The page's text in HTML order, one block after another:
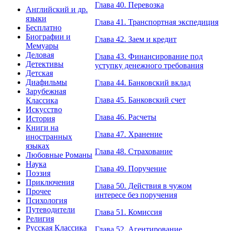
Английский и др.
языки
Бесплатно
Биографии и
Мемуары
Деловая
Детективы
Детская
Диафильмы
Зарубежная
Классика
Искусство
История
Книги на
иностранных
языках
Любовные Романы
Наука
Поэзия
Приключения
Прочее
Психология
Путеводители
Религия
Русская Классика
Глава 40. Перевозка
Глава 41. Транспортная экспедиция
Глава 42. Заем и кредит
Глава 43. Финансирование под
уступку денежного требования
Глава 44. Банковский вклад
Глава 45. Банковский счет
Глава 46. Расчеты
Глава 47. Хранение
Глава 48. Страхование
Глава 49. Поручение
Глава 50. Действия в чужом
интересе без поручения
Глава 51. Комиссия